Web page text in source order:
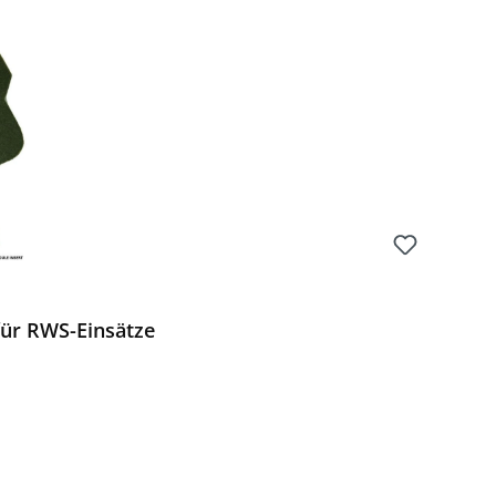
RWS-Einsätze